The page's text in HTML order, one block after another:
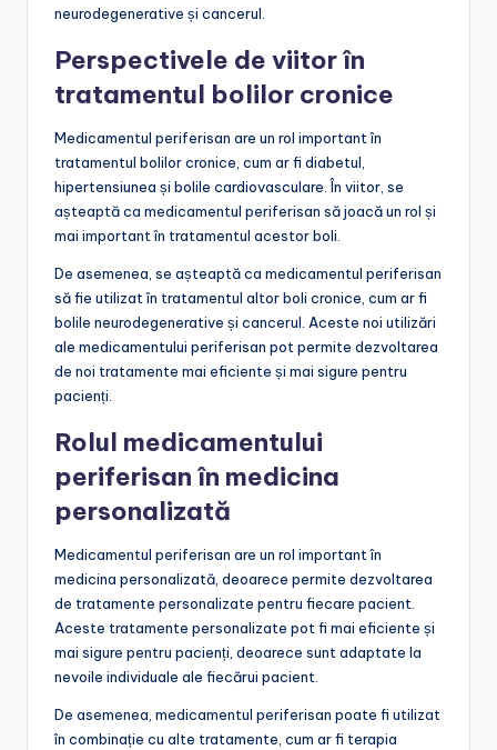
neurodegenerative și cancerul.
Perspectivele de viitor în
tratamentul bolilor cronice
Medicamentul periferisan are un rol important în
tratamentul bolilor cronice, cum ar fi diabetul,
hipertensiunea și bolile cardiovasculare. În viitor, se
așteaptă ca medicamentul periferisan să joacă un rol și
mai important în tratamentul acestor boli.
De asemenea, se așteaptă ca medicamentul periferisan
să fie utilizat în tratamentul altor boli cronice, cum ar fi
bolile neurodegenerative și cancerul. Aceste noi utilizări
ale medicamentului periferisan pot permite dezvoltarea
de noi tratamente mai eficiente și mai sigure pentru
pacienți.
Rolul medicamentului
periferisan în medicina
personalizată
Medicamentul periferisan are un rol important în
medicina personalizată, deoarece permite dezvoltarea
de tratamente personalizate pentru fiecare pacient.
Aceste tratamente personalizate pot fi mai eficiente și
mai sigure pentru pacienți, deoarece sunt adaptate la
nevoile individuale ale fiecărui pacient.
De asemenea, medicamentul periferisan poate fi utilizat
în combinație cu alte tratamente, cum ar fi terapia